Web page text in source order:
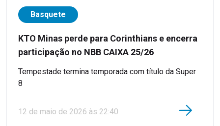
Basquete
KTO Minas perde para Corinthians e encerra
participação no NBB CAIXA 25/26
Tempestade termina temporada com título da Super
8
12 de maio de 2026 às 22:40